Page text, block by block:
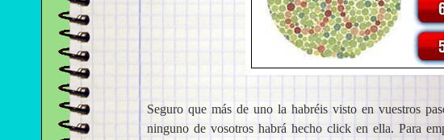
Seguro que más de uno la habréis visto en vuestros
ninguno de vosotros habrá hecho click en ella. Para